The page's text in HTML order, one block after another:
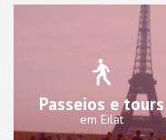
Passeios e tours
em Eilat